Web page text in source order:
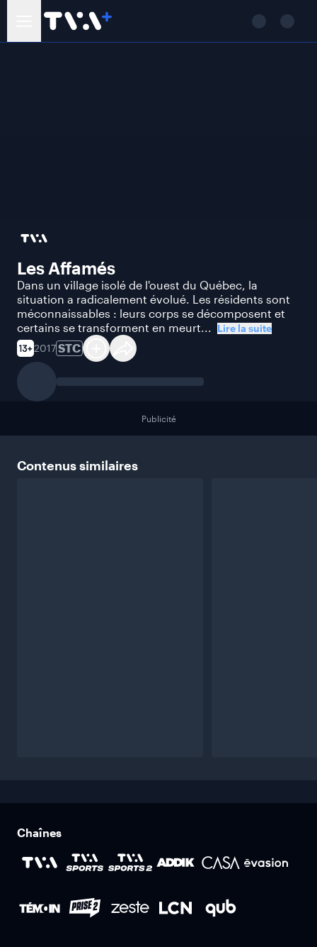
Les Affamés
Dans un village isolé de l'ouest du Québec, la
situation a radicalement évolué. Les résidents sont
méconnaissables : leurs corps se décomposent et
certains se transforment en meurt... Lire la suite
2017STC
Publicité
Contenussimilaires
Chaînes